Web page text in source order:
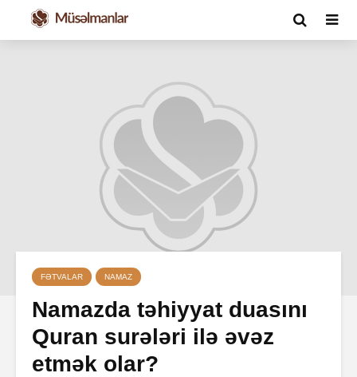
FƏTVALAR NAMAZ
Namazda təhiyyat duasını
Quran surələri ilə əvəz
etmək olar?